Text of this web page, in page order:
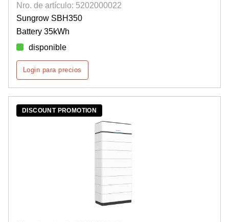
Nro. de artículo: 5202000022
Sungrow SBH350
Battery 35kWh
disponible
Login para precios
DISCOUNT PROMOTION